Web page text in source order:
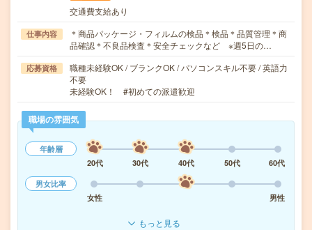
交通費支給あり
仕事内容
＊商品パッケージ・フィルムの検品＊検品＊品質管理＊商
品確認＊不良品検査＊安全チェックなど ※週5日の…
応募資格
職種未経験OK / ブランクOK / パソコンスキル不要 / 英語力
不要
未経験OK！ #初めての派遣歓迎
職場の雰囲気
年齢層
20代
30代 40代 50代
60代
男女比率
女性
男性
もっと見る